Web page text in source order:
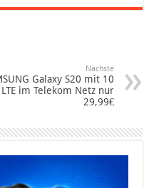
Nächste
Galaxy S20 mit 10
LTE im Telekom Netz nur
29,99€